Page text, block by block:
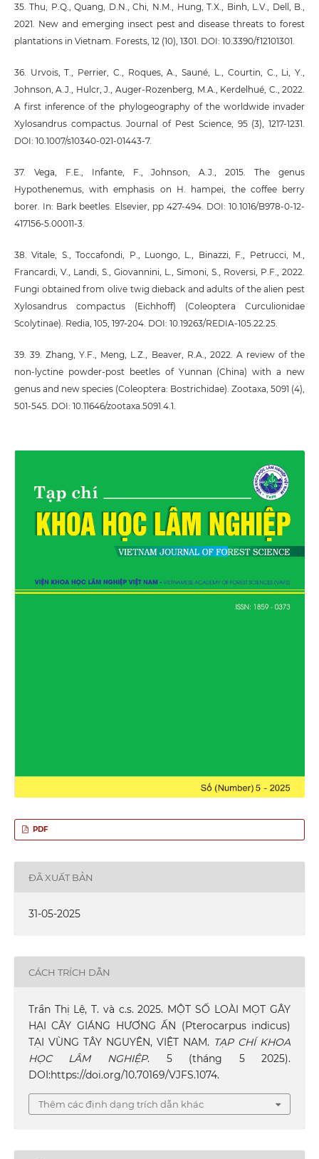
35. Thu, P.Q., Quang, D.N., Chi, N.M., Hung, T.X., Binh, L.V., Dell, B.,
2021. New and emerging insect pest and disease threats to forest
plantations in Vietnam. Forests, 12 (10), 1301. DOI: 10.3390/f12101301.
36. Urvois, T., Perrier, C., Roques, A., Sauné, L., Courtin, C., Li, Y.,
Johnson, A.J., Hulcr, J., Auger-Rozenberg, M.A., Kerdelhué, C., 2022.
A first inference of the phylogeography of the worldwide invader
Xylosandrus compactus. Journal of Pest Science, 95 (3), 1217-1231.
DOI: 10.1007/s10340-021-01443-7.
37. Vega, F.E., Infante, F., Johnson, A.J., 2015. The genus
Hypothenemus, with emphasis on H. hampei, the coffee berry
borer. In: Bark beetles. Elsevier, pp 427-494. DOI: 10.1016/B978-0-12-
417156-5.00011-3.
38. Vitale, S., Toccafondi, P., Luongo, L., Binazzi, F., Petrucci, M.,
Francardi, V., Landi, S., Giovannini, L., Simoni, S., Roversi, P.F., 2022.
Fungi obtained from olive twig dieback and adults of the alien pest
Xylosandrus compactus (Eichhoff) (Coleoptera Curculionidae
Scolytinae). Redia, 105, 197-204. DOI: 10.19263/REDIA-105.22.25.
39. 39. Zhang, Y.F., Meng, L.Z., Beaver, R.A., 2022. A review of the
non-lyctine powder-post beetles of Yunnan (China) with a new
genus and new species (Coleoptera: Bostrichidae). Zootaxa, 5091 (4),
501-545. DOI: 10.11646/zootaxa.5091.4.1.
PDF
ĐÃ XUẤT BẢN
31-05-2025
CÁCH TRÍCH DẪN
Trần Thị Lệ, T. và c.s. 2025. MỘT SỐ LOÀI MỌT GÂY
HẠI CÂY GIÁNG HƯƠNG ẤN (Pterocarpus indicus)
TẠI VÙNG TÂY NGUYÊN, VIỆT NAM. TẠP CHÍ KHOA
HỌC LÂM NGHIỆP. 5 (tháng 5 2025).
DOI:https://doi.org/10.70169/VJFS.1074.
Thêm các định dạng trích dẫn khác